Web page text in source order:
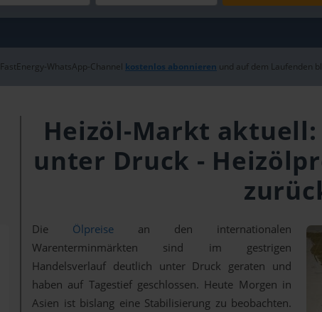
FastEnergy-WhatsApp-Channel kostenlos abonnieren und auf dem Laufenden
Heizöl-Markt
unter Druck -
Die Ölpreise an den internationalen
Warenterminmärkten sind im gestrigen
Handelsverlauf deutlich unter Druck geraten und
haben auf Tagestief geschlossen. Heute Morgen in
Asien ist bislang eine Stabilisierung zu beobachten.